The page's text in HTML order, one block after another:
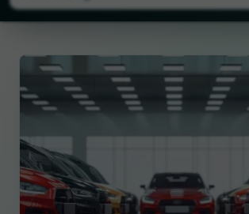
Als meinen Standort wählen